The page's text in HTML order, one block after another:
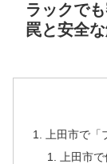
ラックで
罠と安全
上田市で
上田市